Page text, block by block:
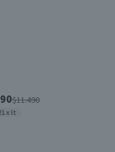
$11.490
x lt